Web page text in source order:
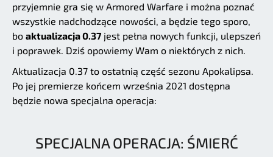
przyjemnie gra się w Armored Warfare i można poznać
wszystkie nadchodzące nowości, a będzie tego sporo,
bo aktualizacja 0.37 jest pełna nowych funkcji, ulepszeń
i poprawek. Dziś opowiemy Wam o niektórych z nich.
Aktualizacja 0.37 to ostatnią część sezonu Apokalipsa.
Po jej premierze końcem września 2021 dostępna
będzie nowa specjalna operacja:
SPECJALNA OPERACJA: ŚMIERĆ